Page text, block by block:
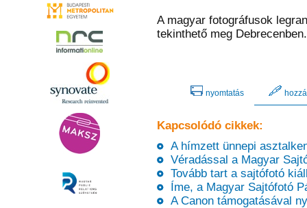
A magyar fotográfusok
tekinthető meg Debrecenben.
nyomtatás
Kapcsolódó cikkek:
A hímzett ünnepi
Véradással a Magyar
Tovább tart a sajtófotó
Íme, a Magyar Sajtófotó
A Canon támogatásával